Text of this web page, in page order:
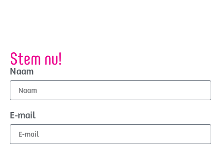
Stem nu!
Naam
E-mail